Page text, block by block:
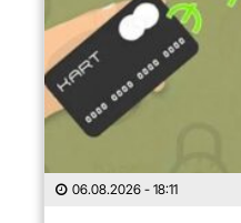
06.08.2026 - 18:11